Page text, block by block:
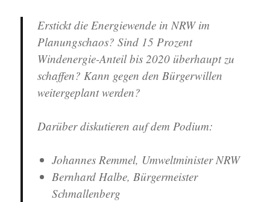
Erstickt die Energiewende in NRW im
Planungschaos? Sind 15 Prozent
Windenergie-Anteil bis 2020 überhaupt zu
schaffen? Kann gegen den Bürgerwillen
weitergeplant werden?
Darüber diskutieren auf dem Podium:
Johannes Remmel, Umweltminister NRW
Bernhard Halbe, Bürgermeister
Schmallenberg